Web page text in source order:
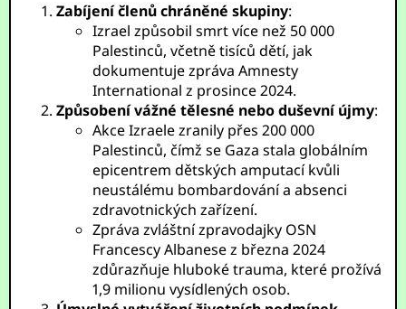
Zabíjení členů chráněné skupiny:
Izrael způsobil smrt více než 50 000
Palestinců, včetně tisíců dětí, jak
dokumentuje zpráva Amnesty
International z prosince 2024.
Způsobení vážné tělesné nebo duševní újmy:
Akce Izraele zranily přes 200 000
Palestinců, čímž se Gaza stala globálním
epicentrem dětských amputací kvůli
neustálému bombardování a absenci
zdravotnických zařízení.
Zpráva zvláštní zpravodajky OSN
Francescy Albanese z března 2024
zdůrazňuje hluboké trauma, které prožívá
1,9 milionu vysídlených osob.